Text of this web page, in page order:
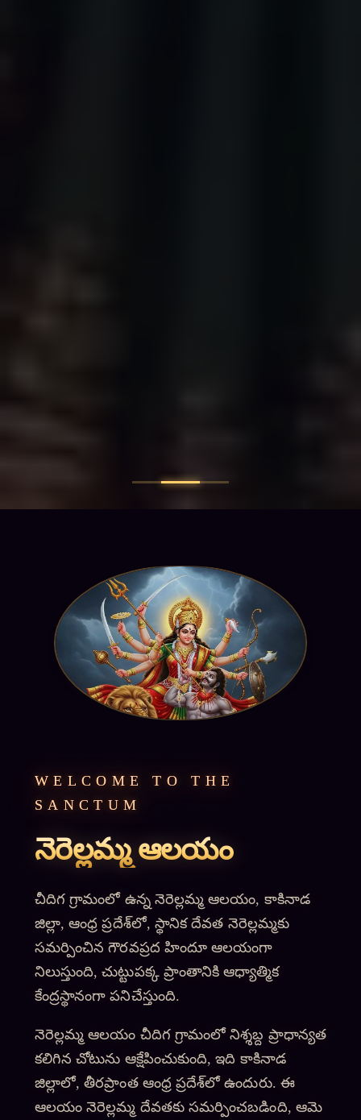
WELCOME TO THE
SANCTUM
నెరెల్లమ్మ ఆలయం
చీదిగ గ్రామంలో ఉన్న నెరెల్లమ్మ ఆలయం, కాకినాడ
జిల్లా, ఆంధ్ర ప్రదేశ్‌లో, స్థానిక దేవత నెరెల్లమ్మకు
సమర్పించిన గౌరవప్రద హిందూ ఆలయంగా
నిలుస్తుంది, చుట్టుపక్క ప్రాంతానికి ఆధ్యాత్మిక
కేంద్రస్థానంగా పనిచేస్తుంది.
నెరెల్లమ్మ ఆలయం చీదిగ గ్రామంలో నిశ్శబ్ద ప్రాధాన్యత
కలిగిన చోటును ఆక్షేపించుకుంది, ఇది కాకినాడ
జిల్లాలో, తీరప్రాంత ఆంధ్ర ప్రదేశ్‌లో ఉందురు. ఈ
ఆలయం నెరెల్లమ్మ దేవతకు సమర్పించబడింది, ఆమె